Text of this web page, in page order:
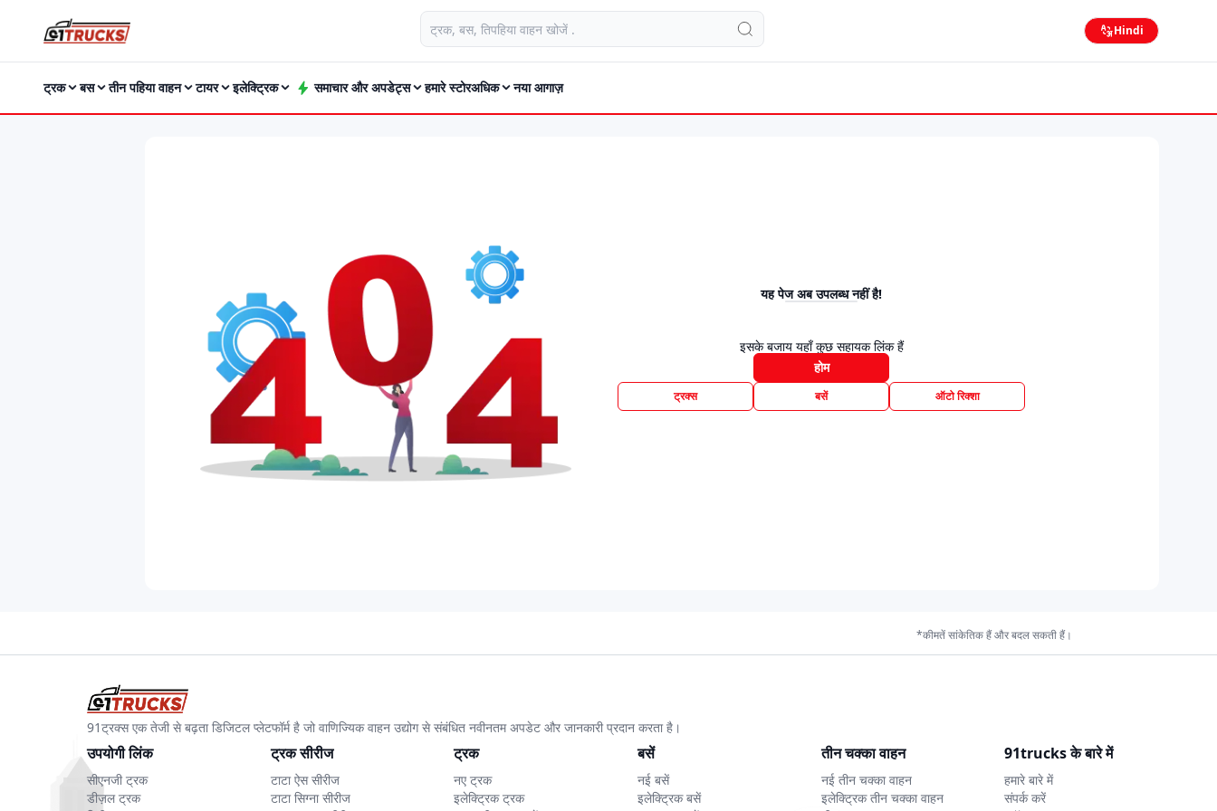
Hindi
ट्रक बस तीन पहिया वाहन टायर इलेक्ट्रिक समाचार और अपडेट्स हमारे स्टोरअधिक नया आगाज़
यह पेज अब उपलब्ध नहीं है!
इसके बजाय यहाँ कुछ सहायक लिंक हैं
होम
ट्रक्स बसें ऑटो रिक्शा
*कीमतें सांकेतिक हैं और बदल सकती हैं।
91ट्रक्स एक तेजी से बढ़ता डिजिटल प्लेटफॉर्म है जो वाणिज्यिक वाहन उद्योग से संबंधित नवीनतम अपडेट और जानकारी प्रदान करता है।
उपयोगी लिंक
सीएनजी ट्रक
डीज़ल ट्रक
ट्रक सीरीज
टाटा ऐस सीरीज
टाटा सिग्ना सीरीज
ट्रक
नए ट्रक
इलेक्ट्रिक ट्रक
बसें
नई बसें
इलेक्ट्रिक बसें
तीन चक्का वाहन
नई तीन चक्का वाहन
इलेक्ट्रिक तीन चक्का वाहन
91trucks के बारे में
हमारे बारे में
संपर्क करें